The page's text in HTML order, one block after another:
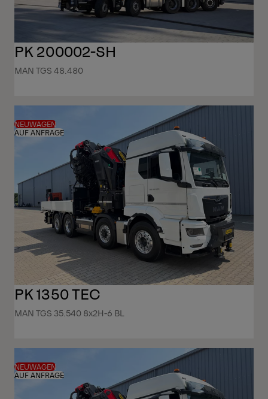
PK 200002-SH
MAN TGS 48.480
NEUWAGEN
AUF ANFRAGE
PK 1350 TEC
MAN TGS 35.540 8x2H-6 BL
NEUWAGEN
AUF ANFRAGE